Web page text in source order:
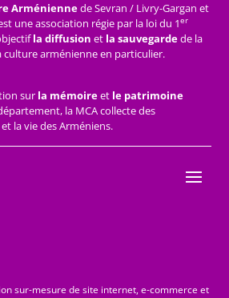
Arméniennede Sevran / Livry-Gargan et
une association régie par la loi du 1er
la diffusion et la sauvegardede la
culture arménienne en particulier.
sur la mémoireet le patrimoine
la MCA collecte des
la vie des Arméniens.
sur-mesure de site internet, e-commerce et